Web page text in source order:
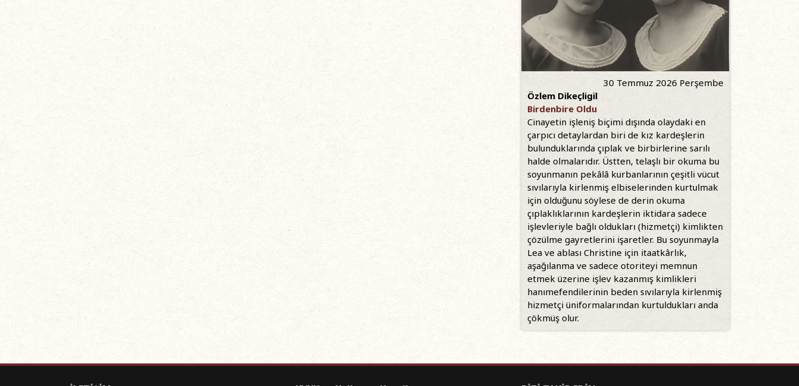
30 Temmuz 2026 Perşembe
Özlem Dikeçligil
Birdenbire Oldu
Cinayetin işleniş biçimi dışında olaydaki en
çarpıcı detaylardan biri de kız kardeşlerin
bulunduklarında çıplak ve birbirlerine sarılı
halde olmalarıdır. Üstten, telaşlı bir okuma bu
soyunmanın pekâlâ kurbanlarının çeşitli vücut
sıvılarıyla kirlenmiş elbiselerinden kurtulmak
için olduğunu söylese de derin okuma
çıplaklıklarının kardeşlerin iktidara sadece
işlevleriyle bağlı oldukları (hizmetçi) kimlikten
çözülme gayretlerini işaretler. Bu soyunmayla
Lea ve ablası Christine için itaatkârlık,
aşağılanma ve sadece otoriteyi memnun
etmek üzerine işlev kazanmış kimlikleri
hanımefendilerinin beden sıvılarıyla kirlenmiş
hizmetçi üniformalarından kurtuldukları anda
çökmüş olur.